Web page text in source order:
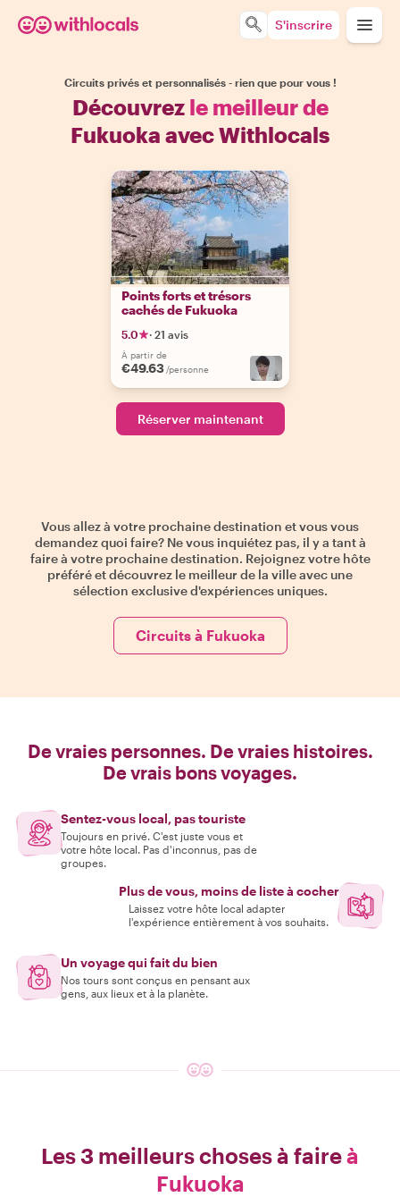
S'inscrire
Circuits privés et personnalisés - rien que pour vous !
Découvrez le meilleur de
Fukuoka avec Withlocals
Points forts et trésors
cachés de Fukuoka
5.0 · 21 avis
À partir de
€49.63 /personne
Réserver maintenant
Vous allez à votre prochaine destination et vous vous
demandez quoi faire? Ne vous inquiétez pas, il y a tant à
faire à votre prochaine destination. Rejoignez votre hôte
préféré et découvrez le meilleur de la ville avec une
sélection exclusive d'expériences uniques.
Circuits à Fukuoka
De vraies personnes. De vraies histoires.
De vrais bons voyages.
Sentez-vous local, pas touriste
Toujours en privé. C'est juste vous et
votre hôte local. Pas d'inconnus, pas de
groupes.
Plus de vous, moins de liste à cocher
Laissez votre hôte local adapter
l'expérience entièrement à vos souhaits.
Un voyage qui fait du bien
Nos tours sont conçus en pensant aux
gens, aux lieux et à la planète.
Les 3 meilleurs choses à faireà
Fukuoka